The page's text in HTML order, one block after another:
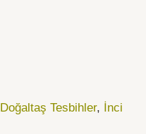
Doğaltaş Tesbihler, İnci